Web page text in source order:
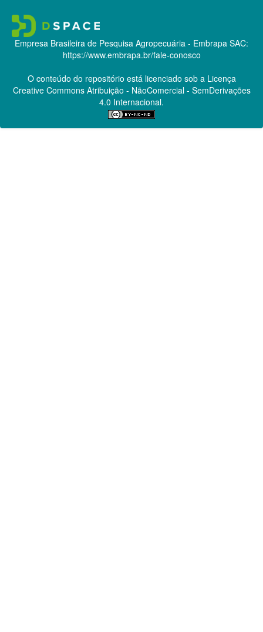
Empresa Brasileira de Pesquisa Agropecuária - Embrapa SAC:
https://www.embrapa.br/fale-conosco
O conteúdo do repositório está licenciado sob a Licença
Creative CommonsAtribuição - NãoComercial - SemDerivações
4.0 Internacional.